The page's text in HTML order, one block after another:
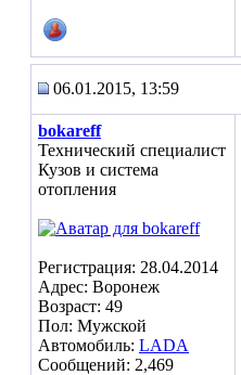
06.01.2015, 13:59
bokareff
Технический специалист
Кузов и система
отопления
Регистрация: 28.04.2014
Адрес: Воронеж
Возраст: 49
Пол: Мужской
Автомобиль: LADA
Сообщений: 2,469